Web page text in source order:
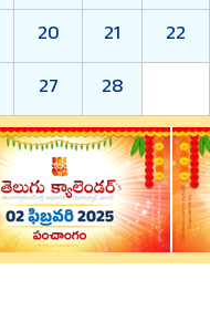
20 21
22
27 28